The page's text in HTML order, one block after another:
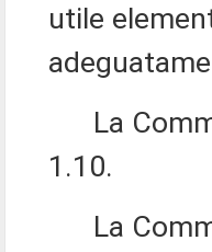
utile
La
1.10.
La